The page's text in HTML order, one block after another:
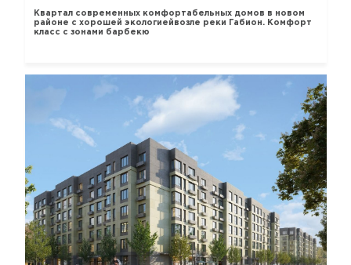
Квартал современных комфортабельных домов в новом
районе с хорошей экологиейвозле реки Габион. Комфорт
класс с зонами барбекю